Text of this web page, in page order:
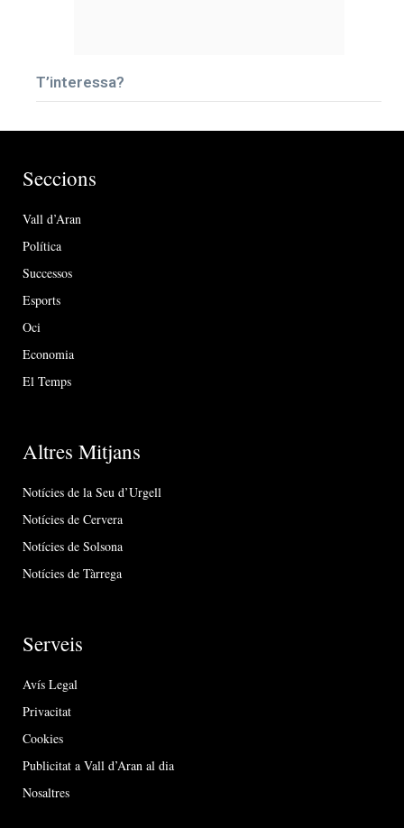
T’interessa?
Seccions
Vall d’Aran
Política
Successos
Esports
Oci
Economia
El Temps
Altres Mitjans
Notícies de la Seu d’Urgell
Notícies de Cervera
Notícies de Solsona
Notícies de Tàrrega
Serveis
Avís Legal
Privacitat
Cookies
Publicitat a Vall d’Aran al dia
Nosaltres